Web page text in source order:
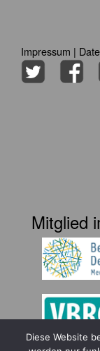
Impressum |
Mitglied
Diese Website